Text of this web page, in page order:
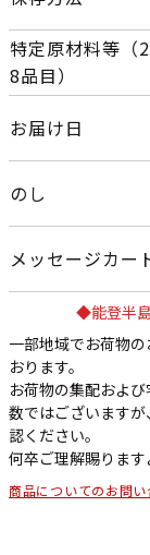
特定原材料等（2
8品目）
お届け日
のし
メッセージカー
◆能登半
一部地域でお荷物
おります。
お荷物の集配およ
数ではございます
認ください。
何卒ご理解賜ります
商品についてのお問